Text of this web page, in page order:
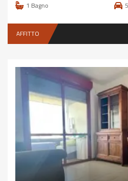
1 Bagno 5
AFFITTO